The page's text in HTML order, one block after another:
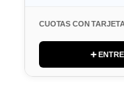
CUOTAS CON TARJETA
➕